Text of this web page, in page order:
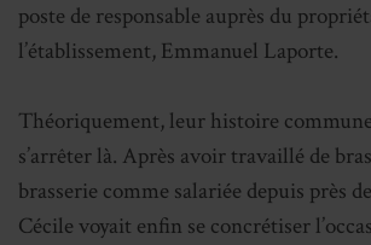
poste de responsable auprès du
l’établissement, Emmanuel Laporte.
Théoriquement, leur histoire
s’arrêter là. Après avoir travaillé de
brasserie comme salariée depuis près
Cécile voyait enfin se concrétiser